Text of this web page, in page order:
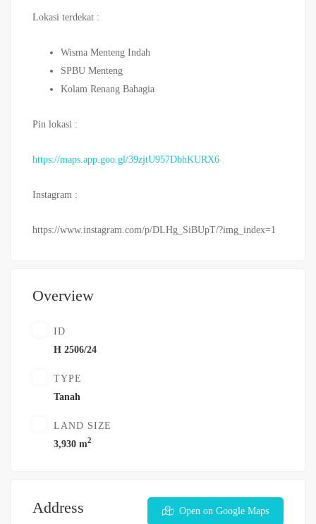
Lokasi terdekat :
Wisma Menteng Indah
SPBU Menteng
Kolam Renang Bahagia
Pin lokasi :
https://maps.app.goo.gl/39zjtU957DbhKURX6
Instagram :
https://www.instagram.com/p/DLHg_SiBUpT/?img_index=1
Overview
ID
H 2506/24
TYPE
Tanah
LAND SIZE
3,930 m2
Address Open on Google Maps